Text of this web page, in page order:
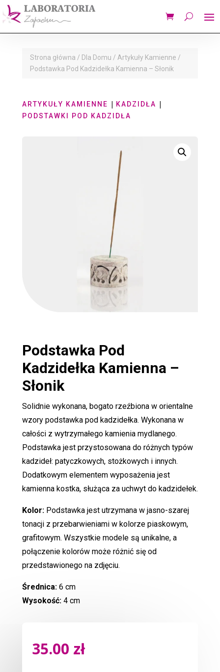
Strona główna / Dla Domu / Artykuły Kamienne /
Podstawka Pod Kadzidełka Kamienna – Słonik
ARTYKUŁY KAMIENNE | KADZIDŁA |
PODSTAWKI POD KADZIDŁA
Podstawka Pod
Kadzidełka Kamienna –
Słonik
Solidnie wykonana, bogato rzeźbiona w orientalne
wzory podstawka pod kadzidełka. Wykonana w
całości z wytrzymałego kamienia mydlanego.
Podstawka jest przystosowana do różnych typów
kadzideł: patyczkowych, stożkowych i innych.
Dodatkowym elementem wyposażenia jest
kamienna kostka, służąca za uchwyt do kadzidełek.
Kolor: Podstawka jest utrzymana w jasno-szarej
tonacji z przebarwieniami w kolorze piaskowym,
grafitowym. Wszystkie modele są unikalne, a
połączenie kolorów może różnić się od
przedstawionego na zdjęciu.
Średnica: 6 cm
Wysokość:4 cm
35.00 zł